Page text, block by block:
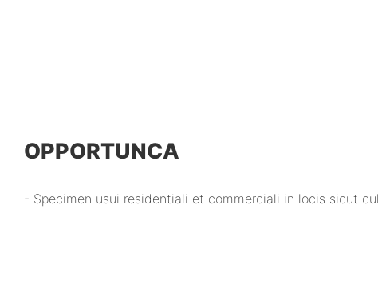
OPPORTUNCA
- Specimen usui residentiali et commerciali in locis sicut